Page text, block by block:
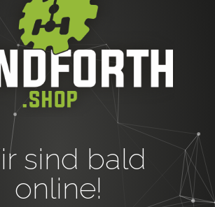
sind bald
online!